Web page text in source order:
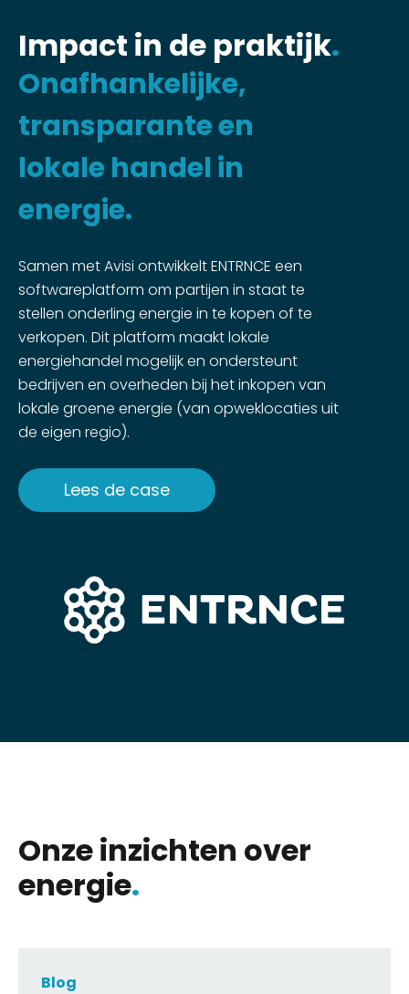
Impact in de praktijk.
Onafhankelijke,
transparante en
lokale handel in
energie.
Samen met Avisi ontwikkelt ENTRNCE een
softwareplatform om partijen in staat te
stellen onderling energie in te kopen of te
verkopen. Dit platform maakt lokale
energiehandel mogelijk en ondersteunt
bedrijven en overheden bij het inkopen van
lokale groene energie (van opweklocaties uit
de eigen regio).
Lees de case
Onze inzichten over
energie.
Blog